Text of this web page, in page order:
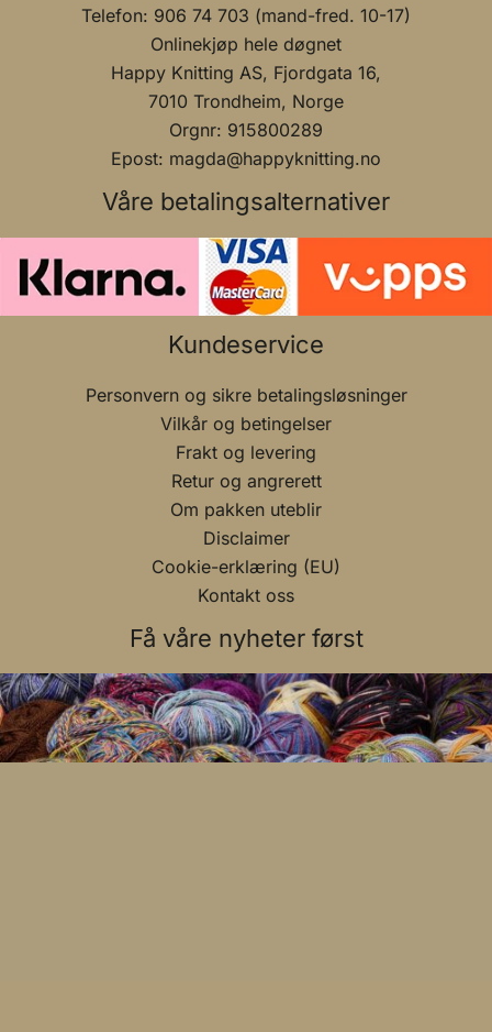
Telefon: 906 74 703 (mand-fred. 10-17)
Onlinekjøp hele døgnet
Happy Knitting AS, Fjordgata 16,
7010 Trondheim, Norge
Orgnr: 915800289
Epost: magda@happyknitting.no
Våre betalingsalternativer
Kundeservice
Personvern og sikre betalingsløsninger
Vilkår og betingelser
Frakt og levering
Retur og angrerett
Om pakken uteblir
Disclaimer
Cookie-erklæring (EU)
Kontakt oss
Få våre nyheter først